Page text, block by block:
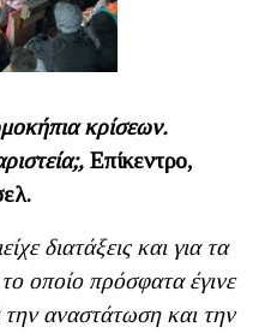
κρίσεων.
Επίκεντρο,
διατάξεις και για τα
οποίο πρόσφατα έγινε
αναστάτωση και την